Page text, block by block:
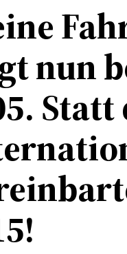
nun
Statt